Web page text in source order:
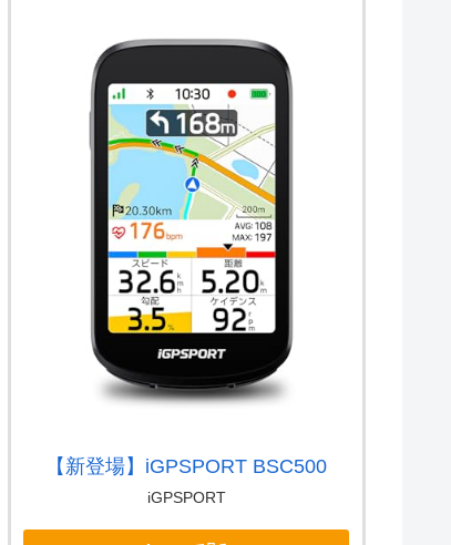
【新登場】iGPSPORT BSC500
iGPSPORT